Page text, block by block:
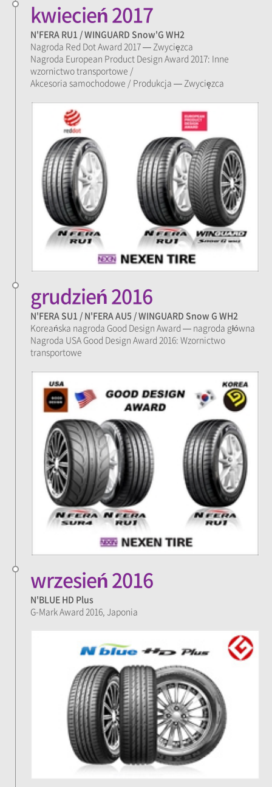
kwiecień 2017
N'FERA RU1 / WINGUARD Snow'G WH2
Nagroda Red Dot Award 2017 — Zwycięzca
Nagroda European Product Design Award 2017: Inne
wzornictwo transportowe /
Akcesoria samochodowe / Produkcja — Zwycięzca
grudzień 2016
N'FERA SU1 / N'FERA AU5 / WINGUARD Snow G WH2
Koreańska nagroda Good Design Award — nagroda główna
Nagroda USA Good Design Award 2016: Wzornictwo
transportowe
wrzesień 2016
N'BLUE HD Plus
G-Mark Award 2016, Japonia